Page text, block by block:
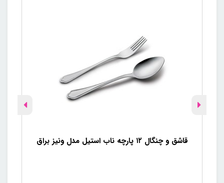
قاشق و چنگال ۱۲ پارچه ناب استیل مدل ونیز براق